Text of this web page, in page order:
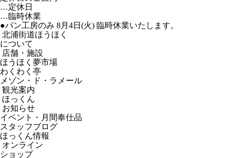
…定休日
…臨時休業
●パン工房のみ 8月4日(火) 臨時休業いたします。
北浦街道ほうほく
について
店舗・施設
ほうほく夢市場
わくわく亭
メゾン・ド・ラメール
観光案内
ほっくん
お知らせ
イベント・月間奉仕品
スタッフブログ
ほっくん情報
オンライン
ショップ